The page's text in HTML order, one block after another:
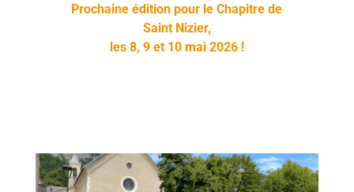
Prochaine édition pour le Chapitre de
Saint Nizier,
les 8, 9 et 10 mai 2026 !